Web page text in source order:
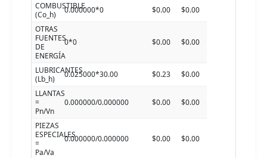
COMBUSTIBLE
(Co_h)
0.000000*0 $0.00
$0.00
OTRAS
FUENTES
DE
ENERGÍA
0*0 $0.00 $0.00
LUBRICANTES
(Lb_h)
0.025000*30.00 $0.23
$0.00
LLANTAS
=
Pn/Vn
0.000000/0.000000 $0.00 $0.00
PIEZAS
ESPECIALES
=
Pa/Va
0.000000/0.000000 $0.00 $0.00